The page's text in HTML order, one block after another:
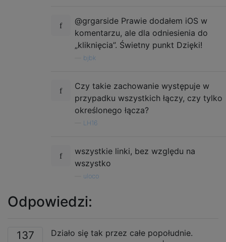
@grgarside Prawie dodałem iOS w
komentarzu, ale dla odniesienia do
„kliknięcia”. Świetny punkt Dzięki!
bjbk
Czy takie zachowanie występuje w
przypadku wszystkich łączy, czy tylko
określonego łącza?
LH16
wszystkie linki, bez względu na
wszystko
uloco
Odpowiedzi:
137
Działo się tak przez całe popołudnie.